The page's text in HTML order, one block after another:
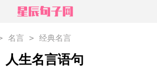
名言 > 经典名言
人生名言语句